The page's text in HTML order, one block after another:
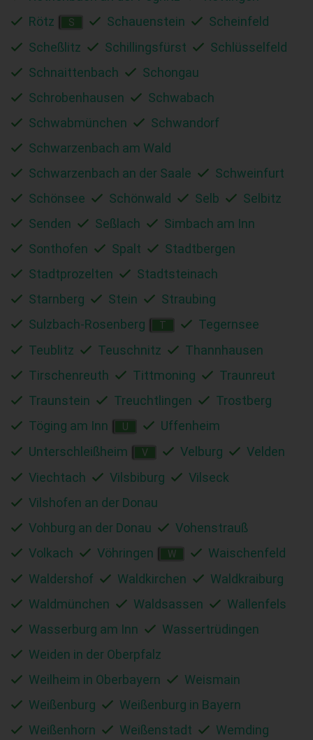
Rötz
S Schauenstein
Scheinfeld
Scheßlitz
Schillingsfürst
Schlüsselfeld
Schnaittenbach
Schongau
Schrobenhausen
Schwabach
Schwabmünchen
Schwandorf
Schwarzenbach am Wald
Schwarzenbach an der Saale
Schweinfurt
Schönsee
Schönwald Selb
Selbitz
Senden
Seßlach
Simbach am Inn
Sonthofen
Spalt
Stadtbergen
Stadtprozelten
Stadtsteinach
Starnberg
Stein
Straubing
Sulzbach-Rosenberg
T
Tegernsee
Teublitz
Teuschnitz
Thannhausen
Tirschenreuth
Tittmoning
Traunreut
Traunstein
Treuchtlingen
Trostberg
Töging am Inn
U
Uffenheim
Unterschleißheim
V Velburg
Velden
Viechtach
Vilsbiburg
Vilseck
Vilshofen an der Donau
Vohburg an der Donau
Vohenstrauß
Volkach
Vöhringen W
Waischenfeld
Waldershof
Waldkirchen
Waldkraiburg
Waldmünchen
Waldsassen
Wallenfels
Wasserburg am Inn
Wassertrüdingen
Weiden in der Oberpfalz
Weilheim in Oberbayern
Weismain
Weißenburg
Weißenburg in Bayern
Weißenhorn
Weißenstadt Wemding